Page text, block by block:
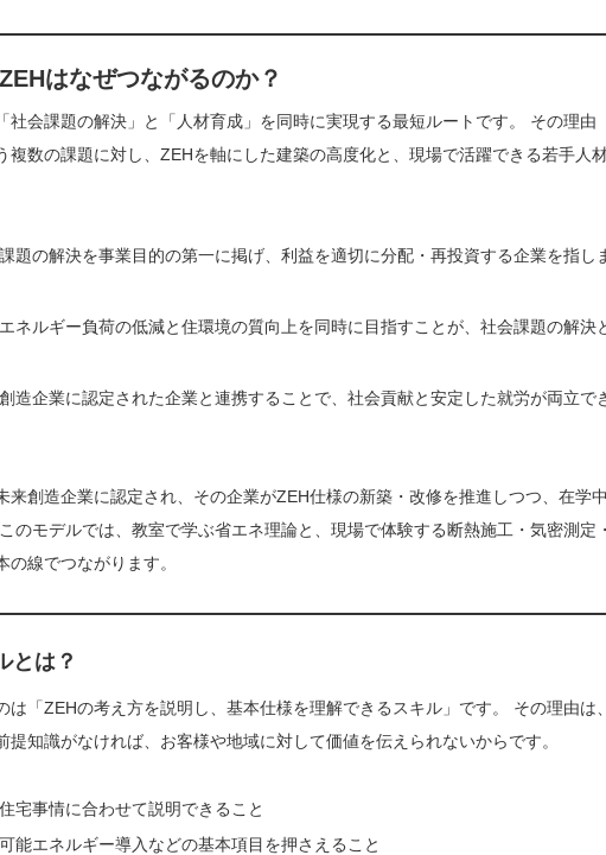
はなぜつながるのか？
会課題の解決」と「人材育成」を同時に実現する最短ルートです。 その理由
数の課題に対し、ZEHを軸にした建築の高度化と、現場で活躍できる若手人
題の解決を事業目的の第一に掲げ、利益を適切に分配・再投資する企業を指し
ネルギー負荷の低減と住環境の質向上を同時に目指すことが、社会課題の解決
造企業に認定された企業と連携することで、社会貢献と安定した就労が両立で
創造企業に認定され、その企業がZEH仕様の新築・改修を推進しつつ、在学
のモデルでは、教室で学ぶ省エネ理論と、現場で体験する断熱施工・気密測定
線でつながります。
とは？
「ZEHの考え方を説明し、基本仕様を理解できるスキル」です。 その理由は
知識がなければ、お客様や地域に対して価値を伝えられないからです。
宅事情に合わせて説明できること
能エネルギー導入などの基本項目を押さえること